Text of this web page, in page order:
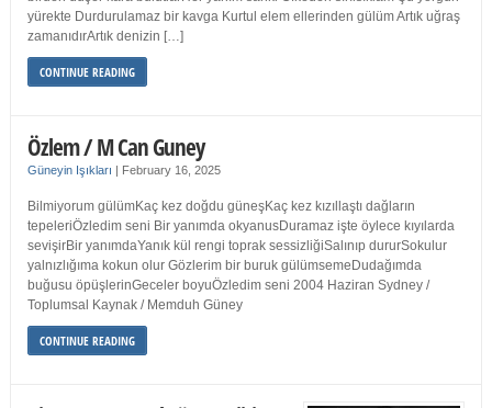
yürekte Durdurulamaz bir kavga Kurtul elem ellerinden gülüm Artık uğraş
zamanıdırArtık denizin […]
CONTINUE READING
Özlem / M Can Guney
Güneyin Işıkları | February 16, 2025
Bilmiyorum gülümKaç kez doğdu güneşKaç kez kızıllaştı dağların
tepeleriÖzledim seni Bir yanımda okyanusDuramaz işte öylece kıyılarda
sevişirBir yanımdaYanık kül rengi toprak sessizliğiSalınıp dururSokulur
yalnızlığıma kokun olur Gözlerim bir buruk gülümsemeDudağımda
buğusu öpüşlerinGeceler boyuÖzledim seni 2004 Haziran Sydney /
Toplumsal Kaynak / Memduh Güney
CONTINUE READING